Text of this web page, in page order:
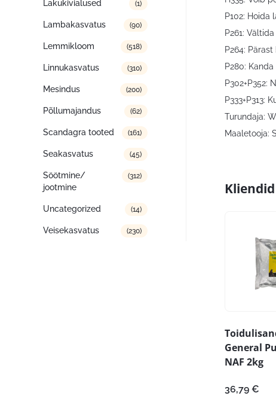
Lakukivialused (1)
Lambakasvatus (90)
Lemmikloom (518)
Linnukasvatus (310)
Mesindus (200)
Põllumajandus (62)
Scandagra tooted (161)
Seakasvatus (45)
Söötmine/
jootmine
(312)
Uncategorized (14)
Veisekasvatus (230)
P102: Hoida
P261:
P264:
P280:
P302+P352:
P333+P313:
Turundaja:
Maaletooja:
General
NAF 2kg
36,79 €